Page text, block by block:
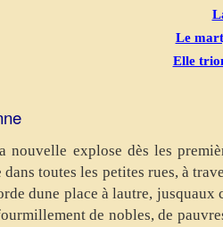
Le
Elle
explose dès les
toutes les petites rues, à
dune place à lautre,
de nobles, de